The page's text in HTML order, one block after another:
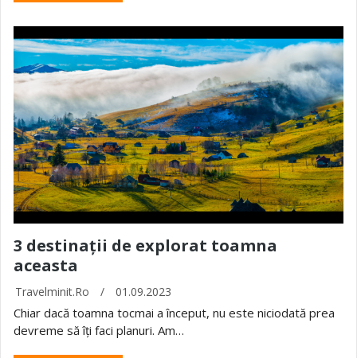
3 destinații de explorat toamna
aceasta
Travelminit.ro / 01.09.2023
Chiar dacă toamna tocmai a început, nu este niciodată prea
devreme să îți faci planuri. Am…